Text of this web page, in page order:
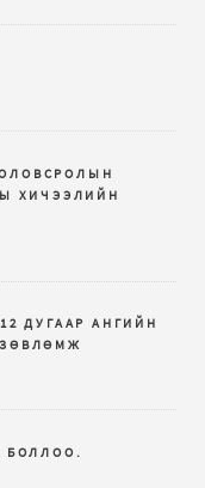
ХИЧЭЭЛИЙН
ДУГААР АНГИЙН
БОЛЛОО.